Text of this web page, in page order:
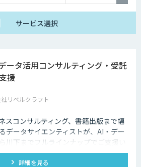
サービス選択
ータ活用コンサルティング・受託
援
リベルクラフト
スコンサルティング、書籍出版まで幅
データサイエンティストが、AI・デー
川下までフルラインナップでご支援い
詳細を見る